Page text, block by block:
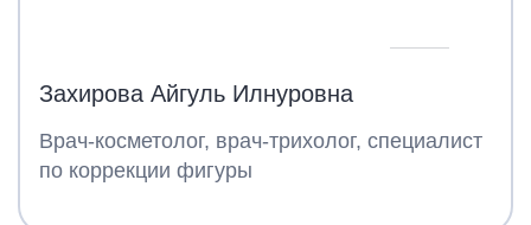
Захирова Айгуль Илнуровна
Врач-косметолог, врач-трихолог, специалист
по коррекции фигуры